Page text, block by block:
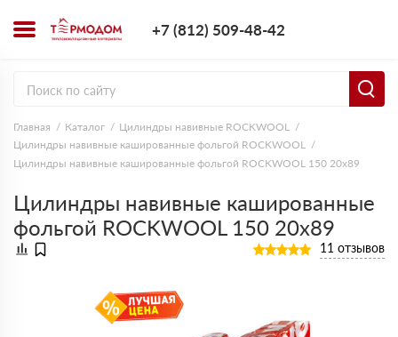
+7 (812) 509-48-42
Главная Каталог
Цилиндры навивные ROCKWOOL
Цилиндры навивные кашированные фольгой ROCKWOOL
Цилиндры навивные кашированные фольгой ROCKWOOL 150 20х89
Цилиндры навивные кашированные
фольгой ROCKWOOL 150 20х89
11 отзывов